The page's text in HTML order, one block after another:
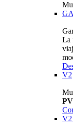
La
V2
V2